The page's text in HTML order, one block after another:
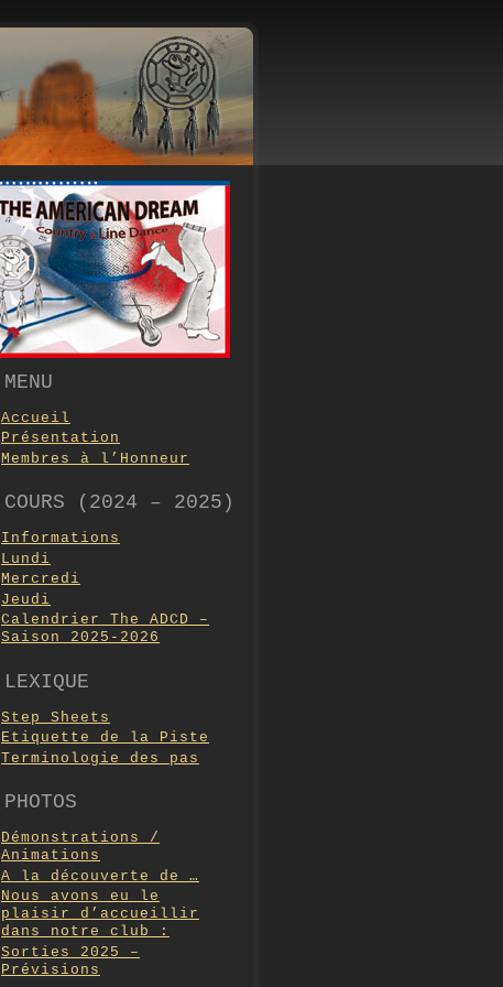
MENU
Accueil
Présentation
Membres à l’Honneur
COURS (2024 – 2025)
Informations
Lundi
Mercredi
Jeudi
Calendrier The ADCD –
Saison 2025-2026
LEXIQUE
Step Sheets
Etiquette de la Piste
Terminologie des pas
PHOTOS
Démonstrations /
Animations
A la découverte de …
Nous avons eu le
plaisir d’accueillir
dans notre club :
Sorties 2025 –
Prévisions